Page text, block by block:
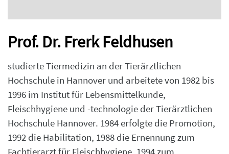
Prof. Dr. Frerk Feldhusen
studierte Tiermedizin an der Tierärztlichen
Hochschule in Hannover und arbeitete von 1982 bis
1996 im Institut für Lebensmittelkunde,
Fleischhygiene und -technologie der Tierärztlichen
Hochschule Hannover. 1984 erfolgte die Promotion,
1992 die Habilitation, 1988 die Ernennung zum